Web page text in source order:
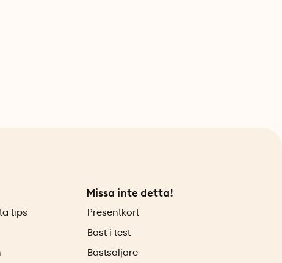
tips
Missa inte detta!
Presentkort
Bäst i test
Bästsäljare